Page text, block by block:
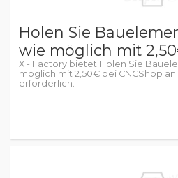
Holen Sie
wie möglich mit
X - Factory bietet Holen Sie
möglich mit 2,50€ bei CNCShop
erforderlich.